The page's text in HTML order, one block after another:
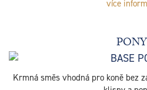
více
PONY
Krmná směs vhodná pro koně bez